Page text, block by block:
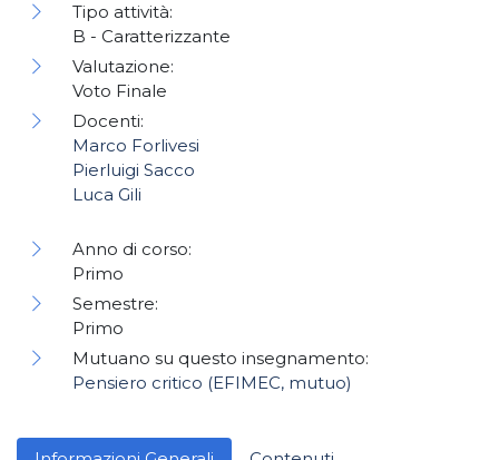
Tipo attività:
B - Caratterizzante
Valutazione:
Voto Finale
Docenti:
Marco Forlivesi
Pierluigi Sacco
Luca Gili
Anno di corso:
Primo
Semestre:
Primo
Mutuano su questo insegnamento:
Pensiero critico (EFIMEC, mutuo)